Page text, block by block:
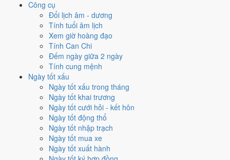
Công cụ
Đổi lịch âm - dương
Tính tuổi âm lịch
Xem giờ hoàng đạo
Tính Can Chi
Đếm ngày giữa 2 ngày
Tính cung mệnh
Ngày tốt xấu
Ngày tốt xấu trong tháng
Ngày tốt khai trương
Ngày tốt cưới hỏi - kết hôn
Ngày tốt động thổ
Ngày tốt nhập trạch
Ngày tốt mua xe
Ngày tốt xuất hành
Vận 7 Thất Xích Đoài Kim ảnh
hưởng gì tới năm 1998?
Vận 7 lấy hànhKim làm chủ, đóng ở Đoài · Chính Tây. Năm 1998
mang Can Mậu hành Thổ. So với hành Vận thì
. Theo Huyền Không, đây là năm thuận để khởi sự và mở rộng.
Thất Xích Đoài Kim
Vận 7 · Hạ Nguyên · 1984 - 2003
Đoài · Chính Tây